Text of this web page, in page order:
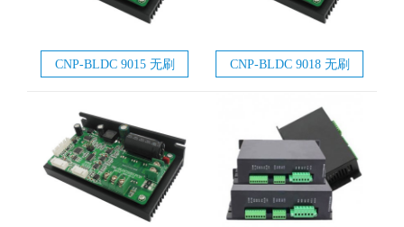
CNP-BLDC 9015 无刷
CNP-BLDC 9018 无刷